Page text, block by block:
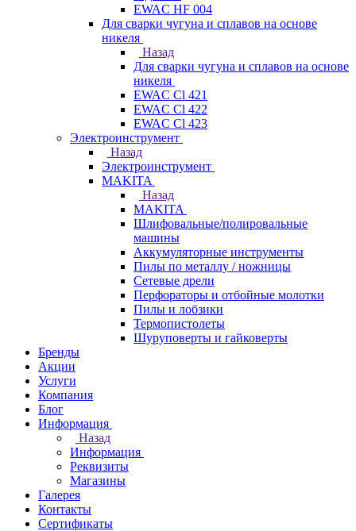
EWAC HF 004
Для сварки чугуна и сплавов на основе
никеля
Назад
Для сварки чугуна и сплавов на основе
никеля
EWAC Cl 421
EWAC Cl 422
EWAC Cl 423
Электроинструмент
Назад
Электроинструмент
МAKITA
Назад
МAKITA
Шлифовальные/полировальные
машины
Аккумуляторные инструменты
Пилы по металлу / ножницы
Сетевые дрели
Перфораторы и отбойные молотки
Пилы и лобзики
Термопистолеты
Шуруповерты и гайковерты
Бренды
Акции
Услуги
Компания
Блог
Информация
Назад
Информация
Реквизиты
Магазины
Галерея
Контакты
Сертификаты